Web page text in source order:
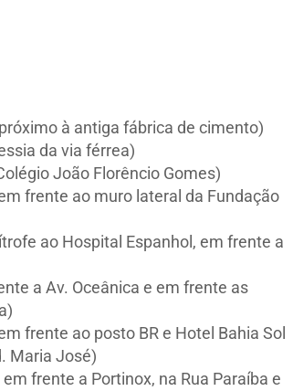
à antiga fábrica de cimento)
da via férrea)
João Florêncio Gomes)
frente ao muro lateral da Fundação
ao Hospital Espanhol, em frente a
a Av. Oceânica e em frente as
frente ao posto BR e Hotel Bahia Sol
Maria José)
frente a Portinox, na Rua Paraíba e